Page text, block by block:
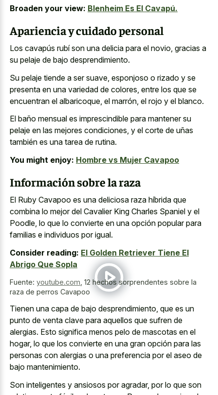
Broaden your view: Blenheim Es El Cavapú.
Apariencia y cuidado personal
Los cavapús rubí son una delicia para el novio, gracias a
su pelaje de bajo desprendimiento.
Su pelaje tiende a ser suave, esponjoso o rizado y se
presenta en una variedad de colores, entre los que se
encuentran el albaricoque, el marrón, el rojo y el blanco.
El baño mensual es imprescindible para mantener su
pelaje en las mejores condiciones, y el corte de uñas
también es una tarea de rutina.
You might enjoy: Hombre vs Mujer Cavapoo
Información sobre la raza
El Ruby Cavapoo es una deliciosa raza híbrida que
combina lo mejor del Cavalier King Charles Spaniel y el
Poodle, lo que lo convierte en una opción popular para
familias e individuos por igual.
Consider reading: El Golden Retriever Tiene El
Abrigo Que Sopla
Fuente: youtube.com 12 hechos sorprendentes sobre la
raza de perros Cavapoo
Tienen una capa de bajo desprendimiento, que es un
punto de venta clave para aquellos que sufren de
alergias. Esto significa menos pelo de mascotas en el
hogar, lo que los convierte en una gran opción para las
personas con alergias o una preferencia por el aseo de
bajo mantenimiento.
Son inteligentes y ansiosos por agradar, por lo que son